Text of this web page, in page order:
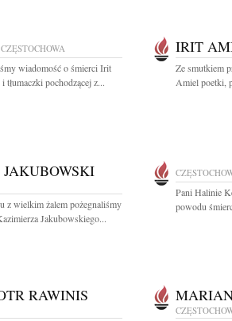
CZĘSTOCHOWA
wiadomość o śmierci Irit
pochodzącej z...
IRIT
Ze smutkiem
Amiel poetki,
z wielkim żalem pożegnaliśmy
Jakubowskiego...
Pani Halinie
powodu
RAWINIS